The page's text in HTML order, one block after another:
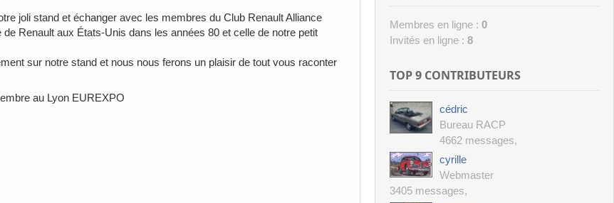
joli stand et échanger avec les membres du Club Renault Alliance
Renault aux États-Unis dans les années 80 et celle de notre petit
sur notre stand et nous nous ferons un plaisir de tout vous raconter
au Lyon EUREXPO
Membres en ligne : 0
Invités en ligne : 8
TOP 9 CONTRIBUTEURS
cédric
Bureau RACP
4662 messages,
cyrille
Webmaster
3405 messages,